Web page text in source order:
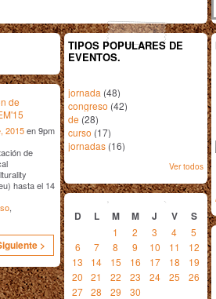
de
2015en 9pm
de
hasta el 14
,
>
TIPOS POPULARES DE
EVENTOS.
jornada (48)
congreso (42)
de (28)
curso (17)
jornadas (16)
Ver todos
septiembre 2015
D L M M J V S
1 2 3 4
5
6
7 8 9 10 11
12
13
14 15 16 17 18
19
20
21 22 23 24 25
26
27 28 29 30